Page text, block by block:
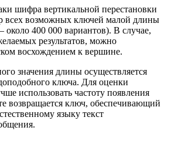
шифра вертикальной перестановки
всех возможных ключей малой длины
400 000 вариантов). В случае,
результатов, можно
восхождением к вершине.
значения длины осуществляется
ключа. Для оценки
использовать частоту появления
возвращается ключ, обеспечивающий
языку текст